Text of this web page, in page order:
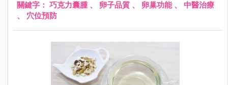
關鍵字： 巧克力囊腫、 卵子品質 、 卵巢功能、 中醫治療
、 穴位預防